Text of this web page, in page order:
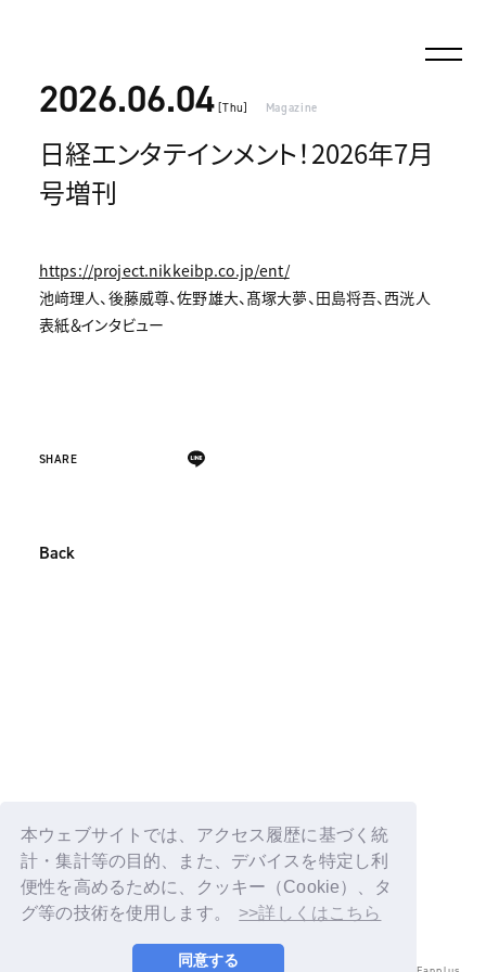
本ウェブサイトでは、アクセス履歴に基づく統
計・集計等の目的、また、デバイスを特定し利
便性を高めるために、クッキー（Cookie）、タ
グ等の技術を使用します。
>>詳しくはこちら
同意する
2026.06.04 [Thu] Magazine
日経エンタテインメント！2026年7月
号増刊
https://project.nikkeibp.co.jp/ent/
池﨑理人、後藤威尊、佐野雄大、髙塚大夢、田島将吾、西洸人
表紙＆インタビュー
SHARE
Back